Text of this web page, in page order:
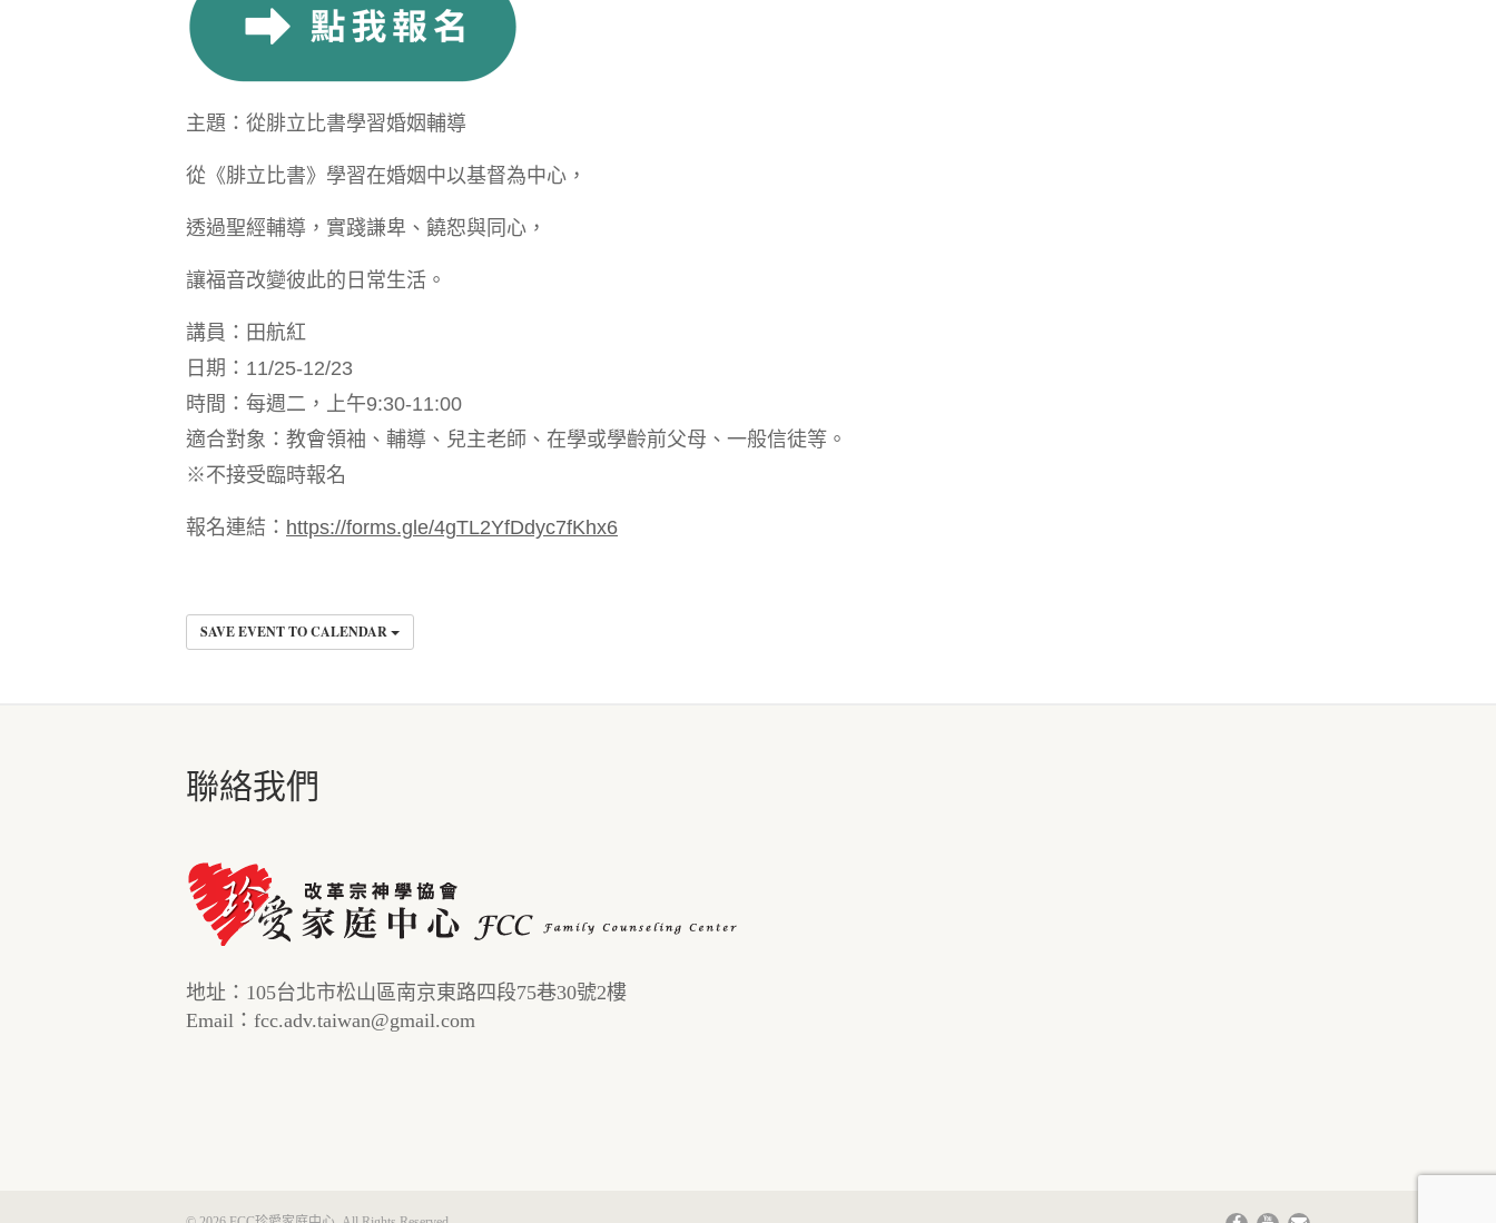
主題：從腓立比書學習婚姻輔導
從《腓立比書》學習在婚姻中以基督為中心，
透過聖經輔導，實踐謙卑、饒恕與同心，
讓福音改變彼此的日常生活。
講員：田航紅
日期：11/25-12/23
時間：每週二，上午9:30-11:00
適合對象：教會領袖、輔導、兒主老師、在學或學齡前父母、一般信徒等。
※不接受臨時報名
報名連結： https://forms.gle/4gTL2YfDdyc7fKhx6
SAVE EVENT TO CALENDAR
聯絡我們
地址：105台北市松山區南京東路四段75巷30號2樓
Email：fcc.adv.taiwan@gmail.com